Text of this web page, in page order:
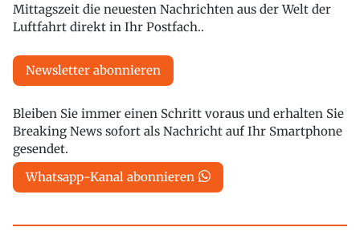
Mittagszeit die neuesten Nachrichten aus der Welt der
Luftfahrt direkt in Ihr Postfach..
Newsletter abonnieren
Bleiben Sie immer einen Schritt voraus und erhalten Sie
Breaking News sofort als Nachricht auf Ihr Smartphone
gesendet.
Whatsapp-Kanal abonnieren